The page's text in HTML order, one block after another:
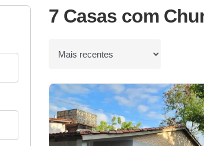
7 Casas com
Ordenar por